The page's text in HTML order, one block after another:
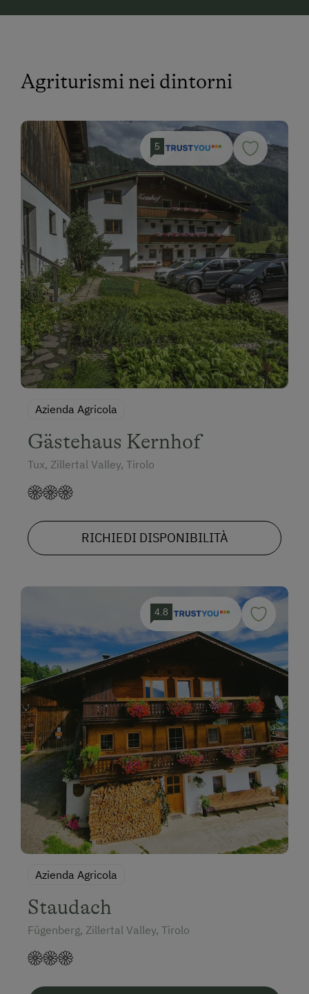
Agriturismi nei dintorni
5
Azienda Agricola
Gästehaus Kernhof
Tux, Zillertal Valley, Tirolo
RICHIEDI DISPONIBILITÀ
4.8
Azienda Agricola
Staudach
Fügenberg, Zillertal Valley, Tirolo